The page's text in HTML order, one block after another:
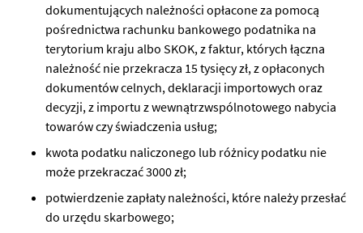
dokumentujących należności opłacone za pomocą
pośrednictwa rachunku bankowego podatnika na
terytorium kraju albo SKOK, z faktur, których łączna
należność nie przekracza 15 tysięcy zł, z opłaconych
dokumentów celnych, deklaracji importowych oraz
decyzji, z importu z wewnątrzwspólnotowego nabycia
towarów czy świadczenia usług;
kwota podatku naliczonego lub różnicy podatku nie
może przekraczać 3000 zł;
potwierdzenie zapłaty należności, które należy przesłać
do urzędu skarbowego;